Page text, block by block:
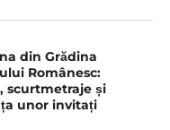
din Grădina
Românesc:
scurtmetraje și
unor invitați